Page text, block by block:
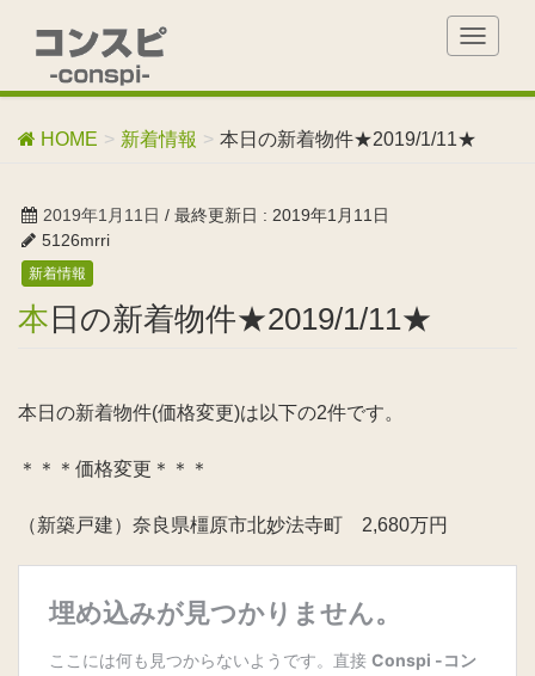
T
g
l
HOME 新着情報 本日の新着物件★2019/1/11★
2019年1月11日 / 最終更新日 : 2019年1月11日
5126mrri
新着情報
本日の新着物件★2019/1/11★
本日の新着物件(価格変更)は以下の2件です。
＊＊＊価格変更＊＊＊
（新築戸建）奈良県橿原市北妙法寺町 2,680万円